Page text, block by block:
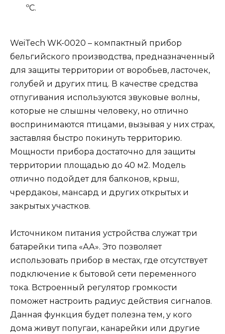
ºС.
WeiTech WK-0020 – компактный прибор
бельгийского производства, предназначенный
для защиты территории от воробьев, ласточек,
голубей и других птиц. В качестве средства
отпугивания используются звуковые волны,
которые не слышны человеку, но отлично
воспринимаются птицами, вызывая у них страх,
заставляя быстро покинуть территорию.
Мощности прибора достаточно для защиты
территории площадью до 40 м2. Модель
отлично подойдет для балконов, крыш,
чрердакоы, мансард и других открытых и
закрытых участков.
Источником питания устройства служат три
батарейки типа «АА». Это позволяет
использовать прибор в местах, где отсутствует
подключение к бытовой сети переменного
тока. Встроенный регулятор громкости
поможет настроить радиус действия сигналов.
Данная функция будет полезна тем, у кого
дома живут попугаи, канарейки или другие